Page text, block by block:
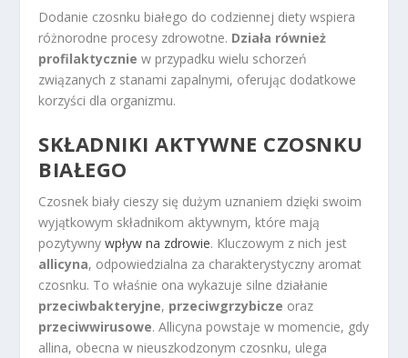
Dodanie czosnku białego do codziennej diety wspiera
różnorodne procesy zdrowotne. Działa również
profilaktycznie w przypadku wielu schorzeń
związanych z stanami zapalnymi, oferując dodatkowe
korzyści dla organizmu.
SKŁADNIKI AKTYWNE CZOSNKU
BIAŁEGO
Czosnek biały cieszy się dużym uznaniem dzięki swoim
wyjątkowym składnikom aktywnym, które mają
pozytywnywpływ na zdrowie. Kluczowym z nich jest
allicyna, odpowiedzialna za charakterystyczny aromat
czosnku. To właśnie ona wykazuje silne działanie
przeciwbakteryjne, przeciwgrzybicze oraz
przeciwwirusowe. Allicyna powstaje w momencie, gdy
allina, obecna w nieuszkodzonym czosnku, ulega